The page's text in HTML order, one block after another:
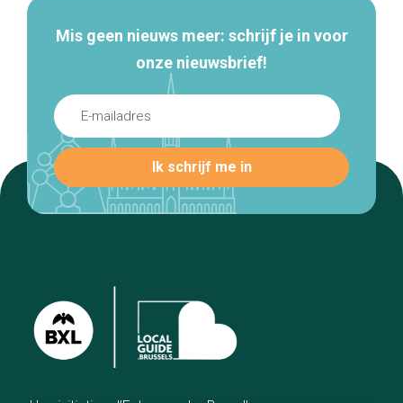
Mis geen nieuws meer: schrijf je in voor
onze nieuwsbrief!